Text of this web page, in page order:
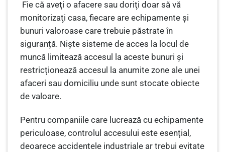
Fie că aveţi o afacere sau doriţi doar să vă
monitorizaţi casa, fiecare are echipamente și
bunuri valoroase care trebuie păstrate în
siguranță. Nişte sisteme de acces la locul de
muncă limitează accesul la aceste bunuri și
restricționează accesul la anumite zone ale unei
afaceri sau domiciliu unde sunt stocate obiecte
de valoare.
Pentru companiile care lucrează cu echipamente
periculoase, controlul accesului este esențial,
deoarece accidentele industriale ar trebui evitate